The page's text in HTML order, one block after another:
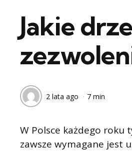
Jakie
2 lata ago 7 min
W Polsce każdego roku
zawsze wymagane jest